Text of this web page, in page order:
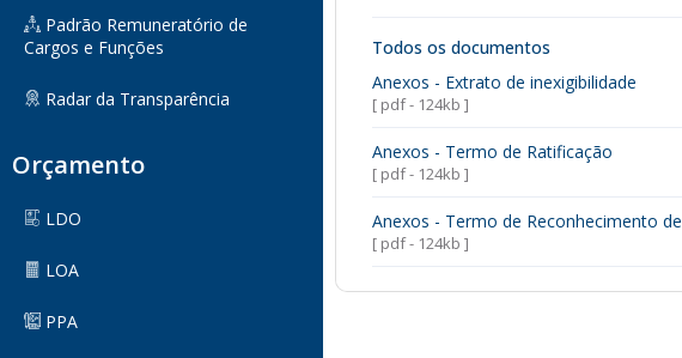
Padrão Remuneratório de
Cargos e Funções
Radar da Transparência
Orçamento
LDO
LOA
PPA
Todos os documentos
Anexos - Extrato de inexigibilidade
[ pdf - 124kb ]
Anexos - Termo de Ratificação
[ pdf - 124kb ]
Anexos - Termo de Reconhecimento
[ pdf - 124kb ]